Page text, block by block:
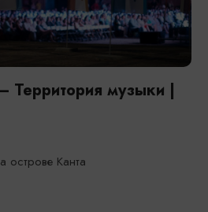
Территория музыки |
острове Канта